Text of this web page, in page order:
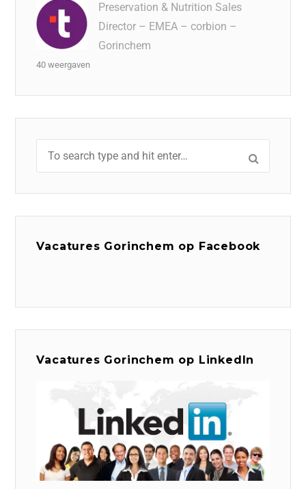
Preservation & Nutrition Sales
Director – EMEA – corbion –
Gorinchem
40 weergaven
Vacatures Gorinchem op Facebook
Vacatures Gorinchem op LinkedIn